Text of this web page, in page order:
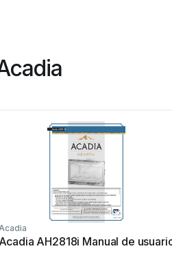
Acadia AH2818i Manual de